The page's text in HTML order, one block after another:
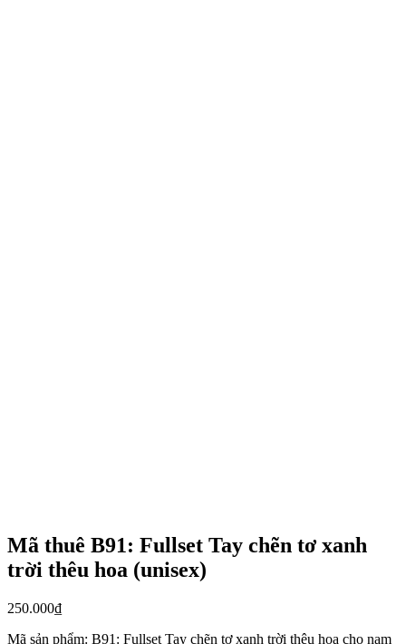
Mã thuê B91: Fullset Tay chẽn tơ xanh
trời thêu hoa (unisex)
250.000₫
Mã sản phẩm: B91: Fullset Tay chẽn tơ xanh trời thêu hoa cho nam